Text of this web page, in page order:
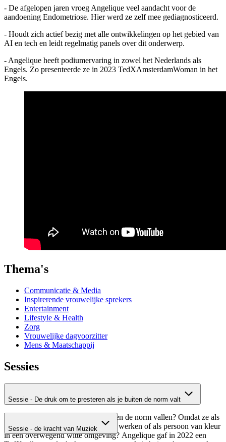
- De afgelopen jaren vroeg Angelique veel aandacht voor de
aandoening Endometriose. Hier werd ze zelf mee gediagnosticeerd.
- Houdt zich actief bezig met alle ontwikkelingen op het gebied van
AI en tech en leidt regelmatig panels over dit onderwerp.
- Angelique heeft podiumervaring in zowel het Nederlands als
Engels. Zo presenteerde ze in 2023 TedXAmsterdamWoman in het
Engels.
Thema's
Communicatie & Media
Inspirerende vrouwelijke sprekers
Entertainment
Lifestyle & Health
Zorg
Vrouwelijke dagvoorzitter
Mens & Maatschappij
Sessies
Sessie - De druk om te presteren als je buiten de norm valt
Zijn er mensen in je bedrijf die buiten de norm vallen? Omdat ze als
vrouw in een mannelijke omgeving werken of als persoon van kleur
in een overwegend witte omgeving? Angelique gaf in 2022 een
Sessie - de kracht van Muziek